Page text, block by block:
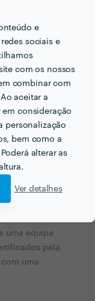
e
sociais e
com os nossos
combinar com
aceitar a
em consideração
personalização
bem como a
alterar as
Ver detalhes
ano tive o
a segurança
que me
e não tive
prazos. Muito
uma equipa
pela
uma